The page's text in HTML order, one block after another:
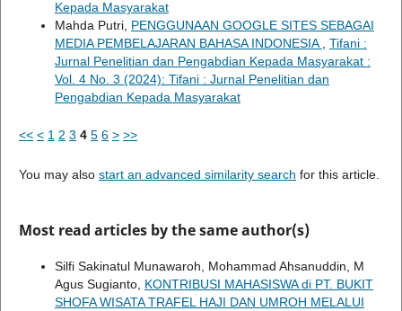
Kepada Masyarakat
Mahda Putri, PENGGUNAAN GOOGLE SITES SEBAGAI
MEDIA PEMBELAJARAN BAHASA INDONESIA
Tifani :
Jurnal Penelitian dan Pengabdian Kepada Masyarakat :
Vol. 4 No. 3 (2024): Tifani : Jurnal Penelitian dan
Pengabdian Kepada Masyarakat
<< < 1 2 3 4 5 6 > >>
You may also start an advanced similarity search for this article.
Most read articles by the same author(s)
Silfi Sakinatul Munawaroh, Mohammad Ahsanuddin, M
Agus Sugianto, KONTRIBUSI MAHASISWA di PT. BUKIT
SHOFA WISATA TRAFEL HAJI DAN UMROH MELALUI